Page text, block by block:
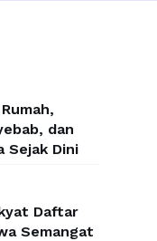
dan
Sejak Dini
Daftar
Semangat